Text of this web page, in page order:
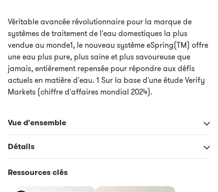
Véritable avancée révolutionnaire pour la marque de
systèmes de traitement de l'eau domestiques la plus
vendue au monde1, le nouveau système eSpring(TM) offre
une eau plus pure, plus saine et plus savoureuse que
jamais, entièrement repensée pour répondre aux défis
actuels en matière d'eau. 1 Sur la base d'une étude Verify
Markets (chiffre d'affaires mondial 2024).
Vue d'ensemble
Détails
Ressources clés